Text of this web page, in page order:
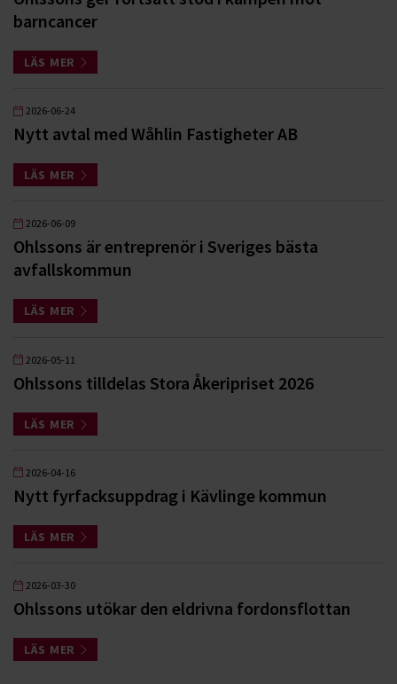
barncancer
LÄS MER
2026-06-24
Nytt avtal med Wåhlin Fastigheter AB
LÄS MER
2026-06-09
Ohlssons är entreprenör i Sveriges bästa
avfallskommun
LÄS MER
2026-05-11
Ohlssons tilldelas Stora Åkeripriset 2026
LÄS MER
2026-04-16
Nytt fyrfacksuppdrag i Kävlinge kommun
LÄS MER
2026-03-30
Ohlssons utökar den eldrivna fordonsflottan
LÄS MER